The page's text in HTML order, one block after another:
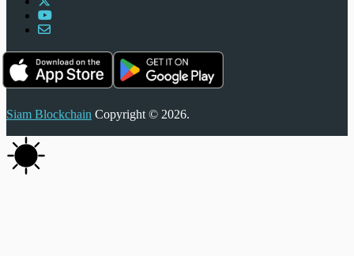
Siam Blockchain Copyright © 2026.